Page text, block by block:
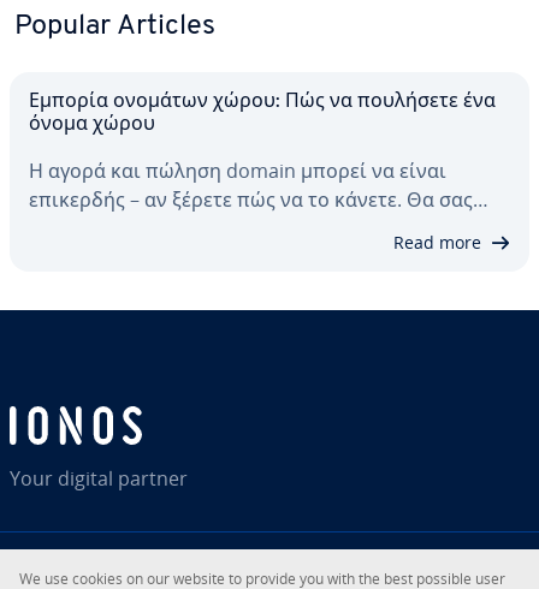
Popular Articles
Εμπορία ονομάτων χώρου: Πώς να πουλήσετε ένα
όνομα χώρου
Η αγορά και πώληση domain μπορεί να είναι
επικερδής – αν ξέρετε πώς να το κάνετε. Θα σας…
Read more
Your digital partner
We use cookies on our website to provide you with the best possible user